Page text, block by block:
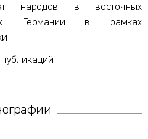
народов в восточных
Германии в рамках